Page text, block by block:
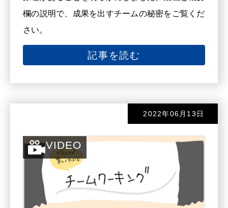
できる組織づくりのためにも、ジョブ・
クラフティングは重要な概念です。
５分でわかるHRヒント、次回の動画も
欄の説明で、成果を出すチームの秘密をご覧くだ
さい。
記事を読む
2022年06月13日
VIDEO